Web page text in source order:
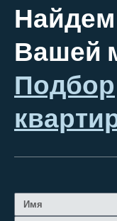
Вашей
Подбор